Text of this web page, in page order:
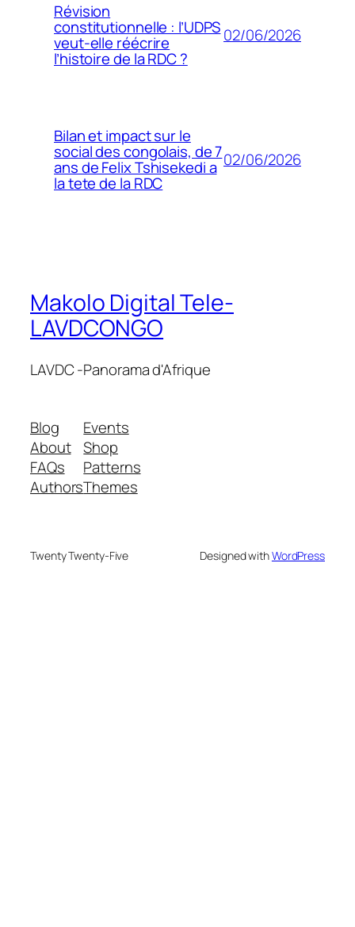
Révision
constitutionnelle : l’UDPS
veut-elle réécrire
l’histoire de la RDC ?
02/06/2026
Bilan et impact sur le
social des congolais, de 7
ans de Felix Tshisekedi a
la tete de la RDC
02/06/2026
Makolo Digital Tele-
LAVDCONGO
LAVDC -Panorama d'Afrique
Blog
About
FAQs
Authors
Events
Shop
Patterns
Themes
Twenty Twenty-Five Designed withWordPress